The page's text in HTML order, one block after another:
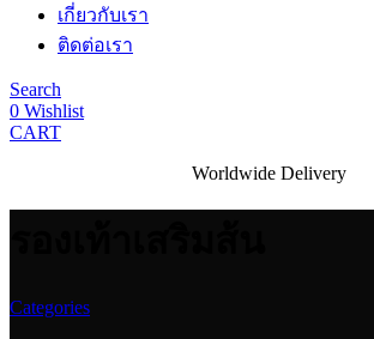
เกี่ยวกับเรา
ติดต่อเรา
Search
0 Wishlist
CART
Worldwide Delivery
Categories